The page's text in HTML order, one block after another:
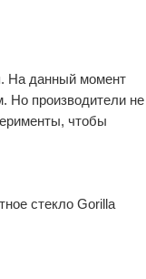
На данный момент
Но производители не
чтобы
стекло Gorilla